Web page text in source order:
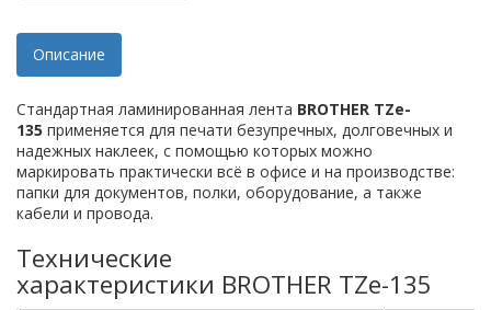
Описание
Стандартная ламинированная лента BROTHER TZe-
135 применяется для печати безупречных, долговечных и
надежных наклеек, с помощью которых можно
маркировать практически всё в офисе и на производстве:
папки для документов, полки, оборудование, а также
кабели и провода.
Технические
характеристики BROTHER TZe-135